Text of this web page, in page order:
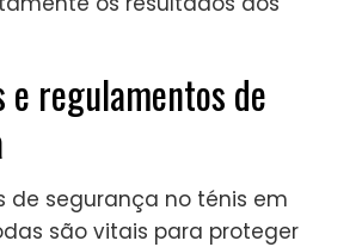
e regulamentos de
de segurança no ténis em
são vitais para proteger